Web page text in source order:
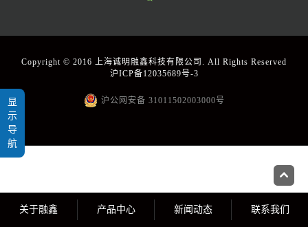
显
示
导
航
Copyright © 2016 上海诚明融鑫科技有限公司. All Rights Reserved
沪ICP备12035689号-3
沪公网安备 31011502003000号
关于融鑫 产品中心 新闻动态 联系我们